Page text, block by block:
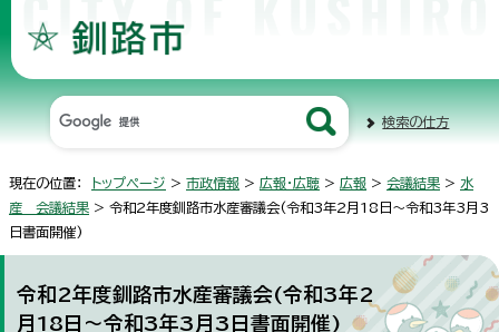
検索の仕方
現在の位置： トップページ > 市政情報 > 広報・広聴 > 広報 > 会議結果 > 水
産 会議結果 > 令和2年度釧路市水産審議会(令和3年2月18日～令和3年3月3
日書面開催)
令和2年度釧路市水産審議会(令和3年2
月18日～令和3年3月3日書面開催)